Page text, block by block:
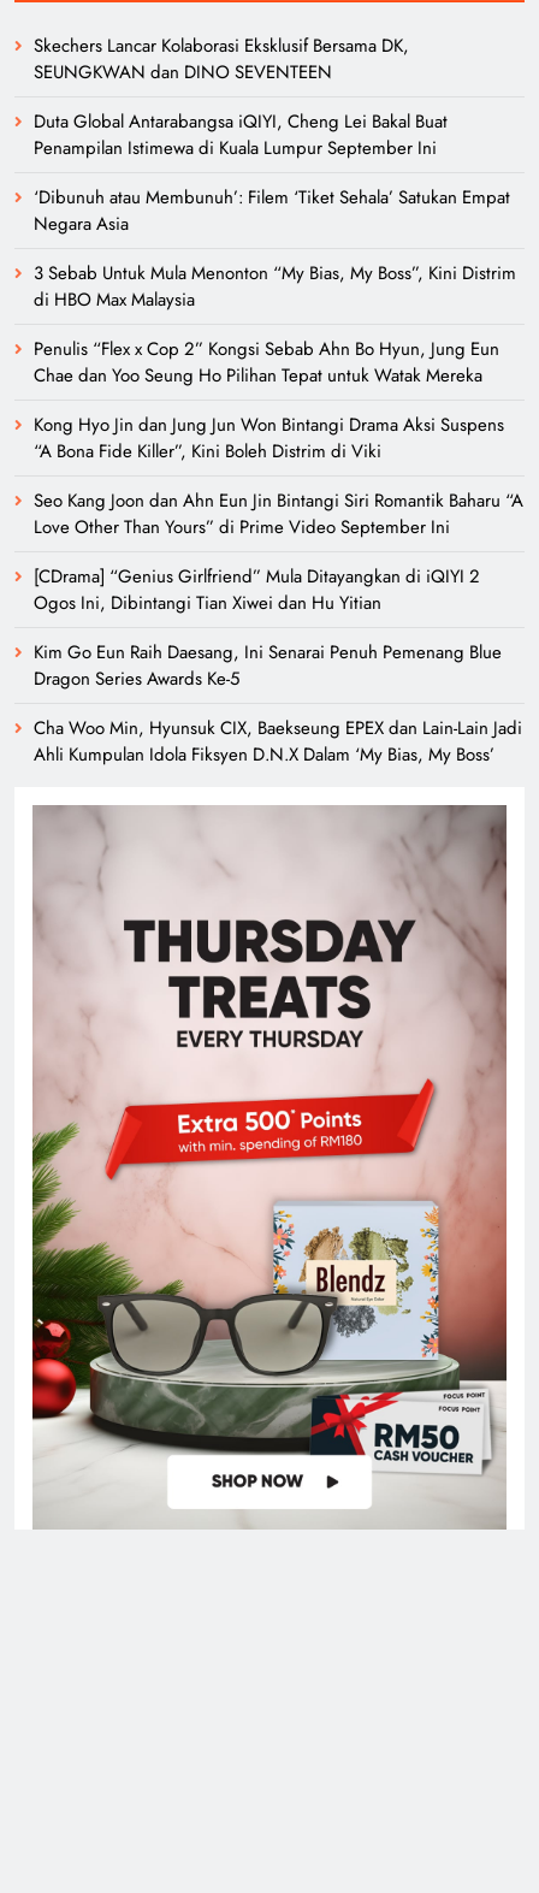
Skechers Lancar Kolaborasi Eksklusif Bersama DK,
SEUNGKWAN dan DINO SEVENTEEN
Duta Global Antarabangsa iQIYI, Cheng Lei Bakal Buat
Penampilan Istimewa di Kuala Lumpur September Ini
‘Dibunuh atau Membunuh’: Filem ‘Tiket Sehala’ Satukan Empat
Negara Asia
3 Sebab Untuk Mula Menonton “My Bias, My Boss”, Kini Distrim
di HBO Max Malaysia
Penulis “Flex x Cop 2” Kongsi Sebab Ahn Bo Hyun, Jung Eun
Chae dan Yoo Seung Ho Pilihan Tepat untuk Watak Mereka
Kong Hyo Jin dan Jung Jun Won Bintangi Drama Aksi Suspens
“A Bona Fide Killer”, Kini Boleh Distrim di Viki
Seo Kang Joon dan Ahn Eun Jin Bintangi Siri Romantik Baharu “A
Love Other Than Yours” di Prime Video September Ini
[CDrama] “Genius Girlfriend” Mula Ditayangkan di iQIYI 2
Ogos Ini, Dibintangi Tian Xiwei dan Hu Yitian
Kim Go Eun Raih Daesang, Ini Senarai Penuh Pemenang Blue
Dragon Series Awards Ke-5
Cha Woo Min, Hyunsuk CIX, Baekseung EPEX dan Lain-Lain Jadi
Ahli Kumpulan Idola Fiksyen D.N.X Dalam ‘My Bias, My Boss’